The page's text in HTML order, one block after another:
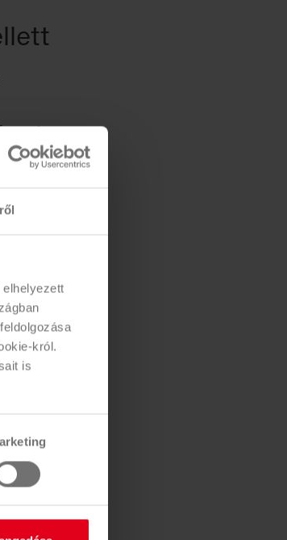
król.
is